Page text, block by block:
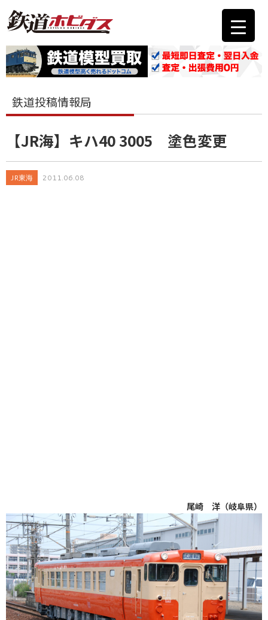
鉄道投稿情報局
【JR海】キハ40 3005 塗色変更
JR東海 2011.06.08
尾崎 洋（岐阜県）